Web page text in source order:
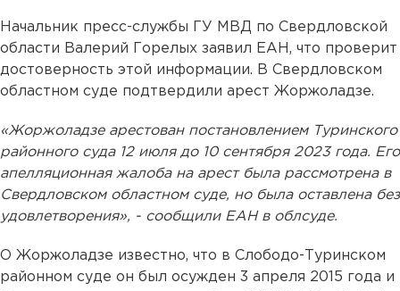
Начальник пресс-службы ГУ МВД по Свердловской
области Валерий Горелых заявил ЕАН, что проверит
достоверность этой информации. В Свердловском
областном суде подтвердили арест Жоржоладзе.
«Жоржоладзе арестован постановлением Туринского
районного суда 12 июля до 10 сентября 2023 года. Его
апелляционная жалоба на арест была рассмотрена в
Свердловском областном суде, но была оставлена без
удовлетворения», - сообщили ЕАН в облсуде.
О Жоржоладзе известно, что в Слободо-Туринском
районном суде он был осужден 3 апреля 2015 года и